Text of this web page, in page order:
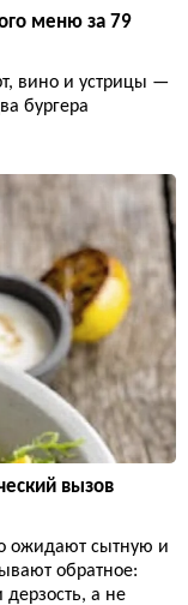
меню за 79
вино и устрицы —
бургера
вызов
ожидают сытную и
обратное:
а не